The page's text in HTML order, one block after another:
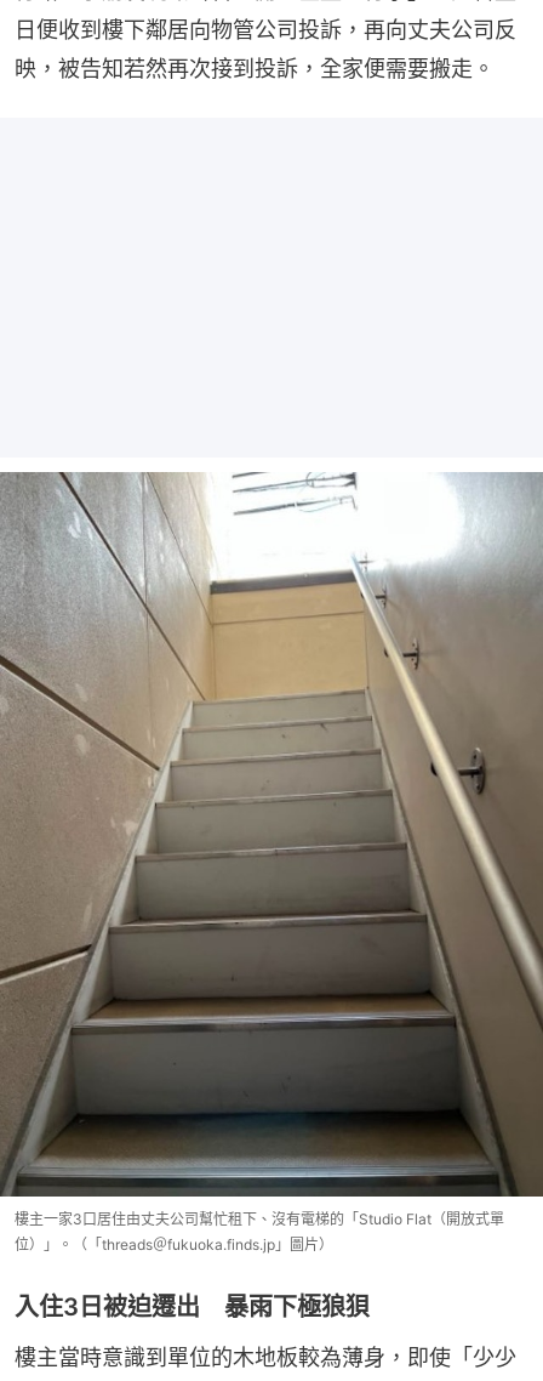
日便收到樓下鄰居向物管公司投訴，再向丈夫公司反
映，被告知若然再次接到投訴，全家便需要搬走。
樓主一家3口居住由丈夫公司幫忙租下、沒有電梯的「Studio Flat（開放式單
位）」。（「threads＠fukuoka.finds.jp」圖片）
入住3日被迫遷出 暴雨下極狼狽
樓主當時意識到單位的木地板較為薄身，即使「少少